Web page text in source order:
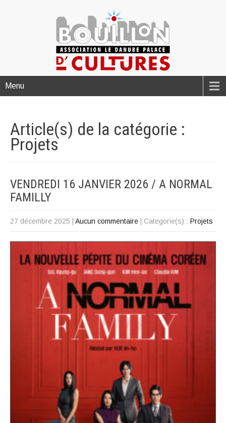
Menu
Article(s) de la catégorie :
Projets
VENDREDI 16 JANVIER 2026 / A NORMAL
FAMILLY
27 décembre 2025 Aucun commentaire | Categorie(s) : Projets